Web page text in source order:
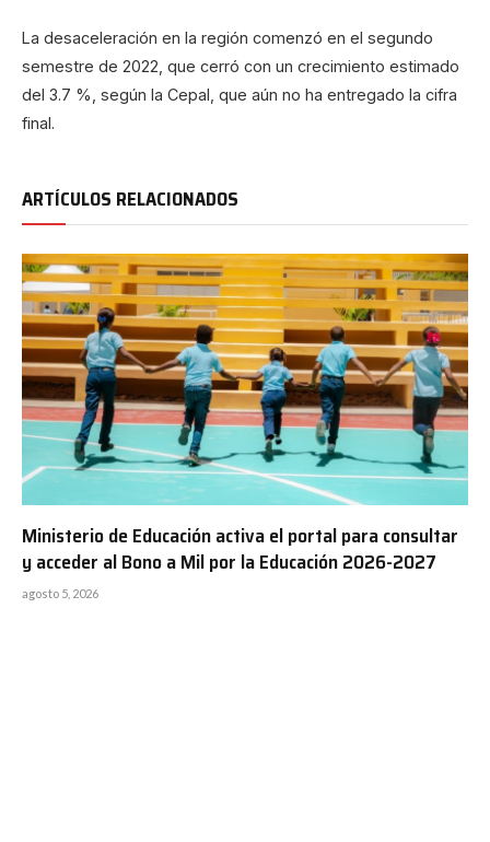
La desaceleración en la región comenzó en el segundo
semestre de 2022, que cerró con un crecimiento estimado
del 3.7 %, según la Cepal, que aún no ha entregado la cifra
final.
ARTÍCULOS RELACIONADOS
Ministerio de Educación activa el portal para consultar
y acceder al Bono a Mil por la Educación 2026-2027
agosto 5, 2026